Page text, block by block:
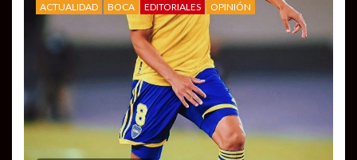
ACTUALIDAD BOCA EDITORIALES OPINIÓN